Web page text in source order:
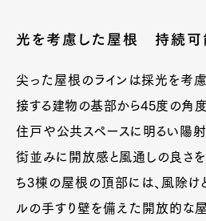
光を考慮した屋根 持続可
尖った屋根のラインは採光を考
接する建物の基部から45度の角度
住戸や公共スペースに明るい陽
街並みに開放感と風通しの良さを
ち3棟の屋根の頂部には、風除け
ルの手すり壁を備えた開放的な